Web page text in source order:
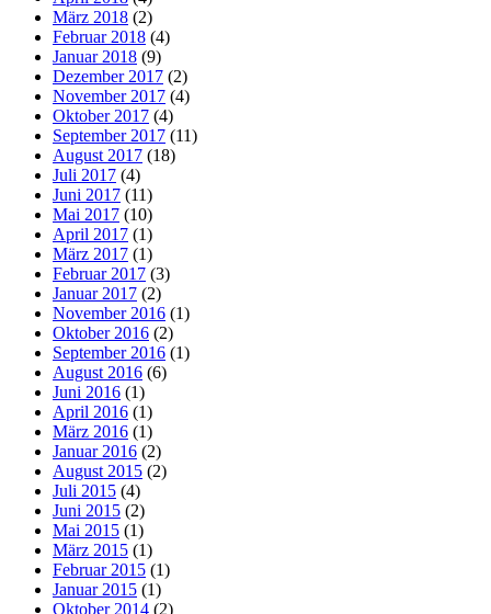
März 2018 (2)
Februar 2018 (4)
Januar 2018 (9)
Dezember 2017 (2)
November 2017 (4)
Oktober 2017 (4)
September 2017 (11)
August 2017 (18)
Juli 2017 (4)
Juni 2017 (11)
Mai 2017 (10)
April 2017 (1)
März 2017 (1)
Februar 2017 (3)
Januar 2017 (2)
November 2016 (1)
Oktober 2016 (2)
September 2016 (1)
August 2016 (6)
Juni 2016 (1)
April 2016 (1)
März 2016 (1)
Januar 2016 (2)
August 2015 (2)
Juli 2015 (4)
Juni 2015 (2)
Mai 2015 (1)
März 2015 (1)
Februar 2015 (1)
Januar 2015 (1)
Oktober 2014 (2)